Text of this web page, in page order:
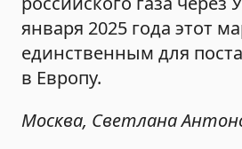
января 2025 года этот
единственным для
в Европу.
Москва, Светлана